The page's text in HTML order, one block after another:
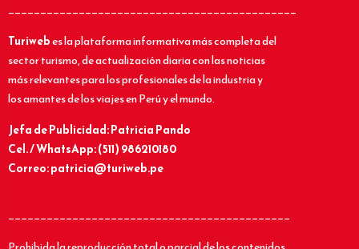
_____________________________________________
Turiwebes la plataforma informativa más completa del
sector turismo, de actualización diaria con las noticias
más relevantes para los profesionales de la industria y
los amantes de los viajes en Perú y el mundo.
Jefa de Publicidad: Patricia Pando
Cel. / WhatsApp: (511) 986210180
Correo: patricia@turiweb.pe
____________________________________________